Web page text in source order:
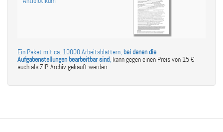
Ein Paket mit ca. 10000 Arbeitsblättern, bei denen die
Aufgabenstellungen bearbeitbar sind, kann gegen einen Preis von 15 €
auch als ZIP-Archiv gekauft werden.